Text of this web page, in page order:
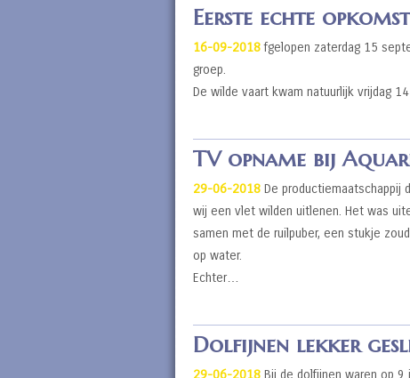
Eerste echte
16-09-2018fgelopen zaterdag 15
groep.
De wilde vaart kwam natuurlijk vrijdag
TV opname bij
29-06-2018 De productiemaatschappij
wij een vlet wilden uitlenen. Het was
samen met de ruilpuber, een stukje
op water.
Echter…
Dolfijnen lekker
29-06-2018 Bij de dolfijnen waren op 9